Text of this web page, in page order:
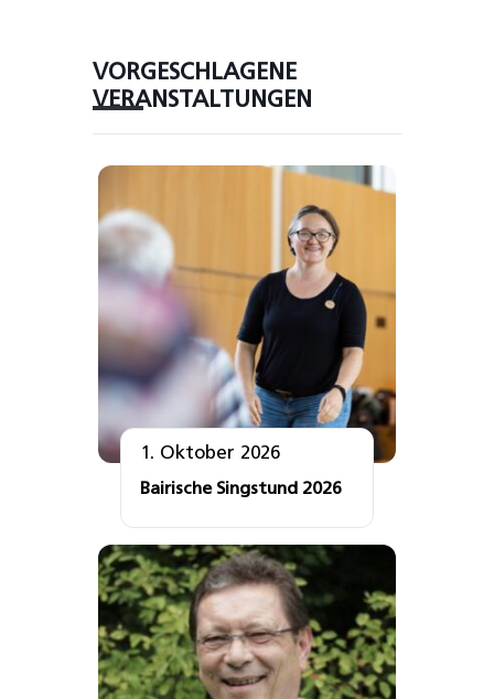
VORGESCHLAGENE
VERANSTALTUNGEN
1. Oktober 2026
Bairische Singstund 2026